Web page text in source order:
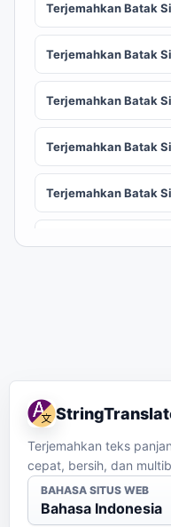
Terjemahkan Batak
Terjemahkan Batak
Terjemahkan Batak
Terjemahkan Batak
Terjemahkan Batak
Terjemahkan Batak
Terjemahkan Batak
Terjemahkan Batak
Terjemahkan teks
cepat, bersih, dan
BAHASA SITUS WEB
Bahasa Indonesia